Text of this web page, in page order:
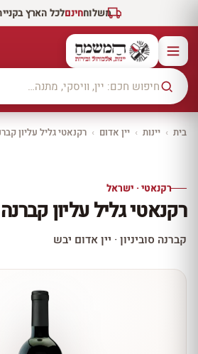
משלוחחינםלכל הארץ
בית › יינות › יין אדום › רקנאטי גליל עליון
10% הנחה
עכשיו ב-10% הנחה
רקנאטי · ישראל
רקנאטי גליל עליון קברנה
קברנה סוביניון · יין אדום יבש